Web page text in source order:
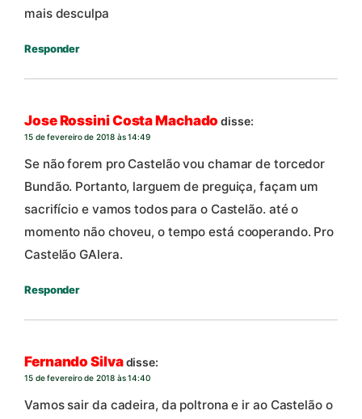
mais desculpa
Responder
Jose Rossini Costa Machado disse:
15 de fevereiro de 2018 às 14:49
Se não forem pro Castelão vou chamar de torcedor
Bundão. Portanto, larguem de preguiça, façam um
sacrifício e vamos todos para o Castelão. até o
momento não choveu, o tempo está cooperando. Pro
Castelão GAlera.
Responder
Fernando Silvadisse:
15 de fevereiro de 2018 às 14:40
Vamos sair da cadeira, da poltrona e ir ao Castelão o